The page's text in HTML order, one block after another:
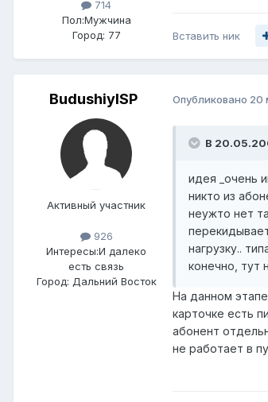
714
Пол:Мужчина
Город: 77 Вставить ник
BudushiyISP
Активный участник
926
Интересы:И далеко
есть связь
Город: Дальний Восток
Опубликовано 20
В
идея _очень
никто из
неужто нет
нагрузку..
конечно, тут
На данном
карточке есть
абонент
не работает в